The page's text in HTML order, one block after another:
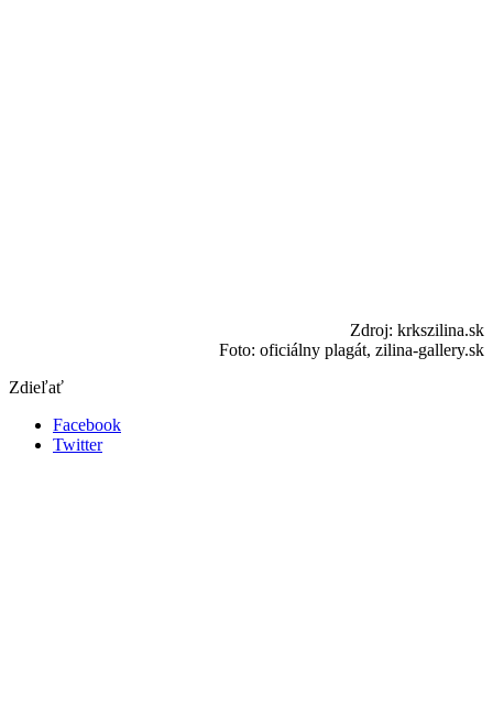
Zdroj: krkszilina.sk
Foto: oficiálny plagát, zilina-gallery.sk
Zdieľať
Facebook
Twitter